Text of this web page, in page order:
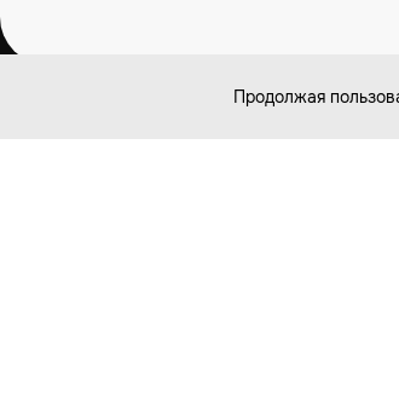
Продолжая